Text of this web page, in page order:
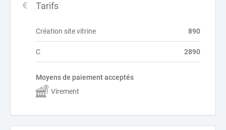
Tarifs
Création site vitrine 890
C 2890
Moyens de paiement acceptés
Virement